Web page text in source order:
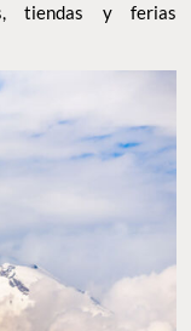
tiendas y ferias